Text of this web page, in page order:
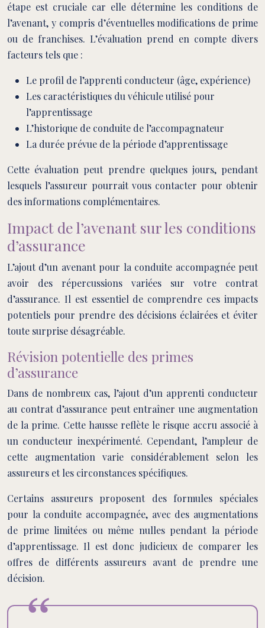
étape est cruciale car elle détermine les conditions de
l’avenant, y compris d’éventuelles modifications de prime
ou de franchises. L’évaluation prend en compte divers
facteurs tels que :
Le profil de l’apprenti conducteur (âge, expérience)
Les caractéristiques du véhicule utilisé pour
l’apprentissage
L’historique de conduite de l’accompagnateur
La durée prévue de la période d’apprentissage
Cette évaluation peut prendre quelques jours, pendant
lesquels l’assureur pourrait vous contacter pour obtenir
des informations complémentaires.
Impact de l’avenant sur les conditions
d’assurance
L’ajout d’un avenant pour la conduite accompagnée peut
avoir des répercussions variées sur votre contrat
d’assurance. Il est essentiel de comprendre ces impacts
potentiels pour prendre des décisions éclairées et éviter
toute surprise désagréable.
Révision potentielle des primes
d’assurance
Dans de nombreux cas, l’ajout d’un apprenti conducteur
au contrat d’assurance peut entraîner une augmentation
de la prime. Cette hausse reflète le risque accru associé à
un conducteur inexpérimenté. Cependant, l’ampleur de
cette augmentation varie considérablement selon les
assureurs et les circonstances spécifiques.
Certains assureurs proposent des formules spéciales
pour la conduite accompagnée, avec des augmentations
de prime limitées ou même nulles pendant la période
d’apprentissage. Il est donc judicieux de comparer les
offres de différents assureurs avant de prendre une
décision.